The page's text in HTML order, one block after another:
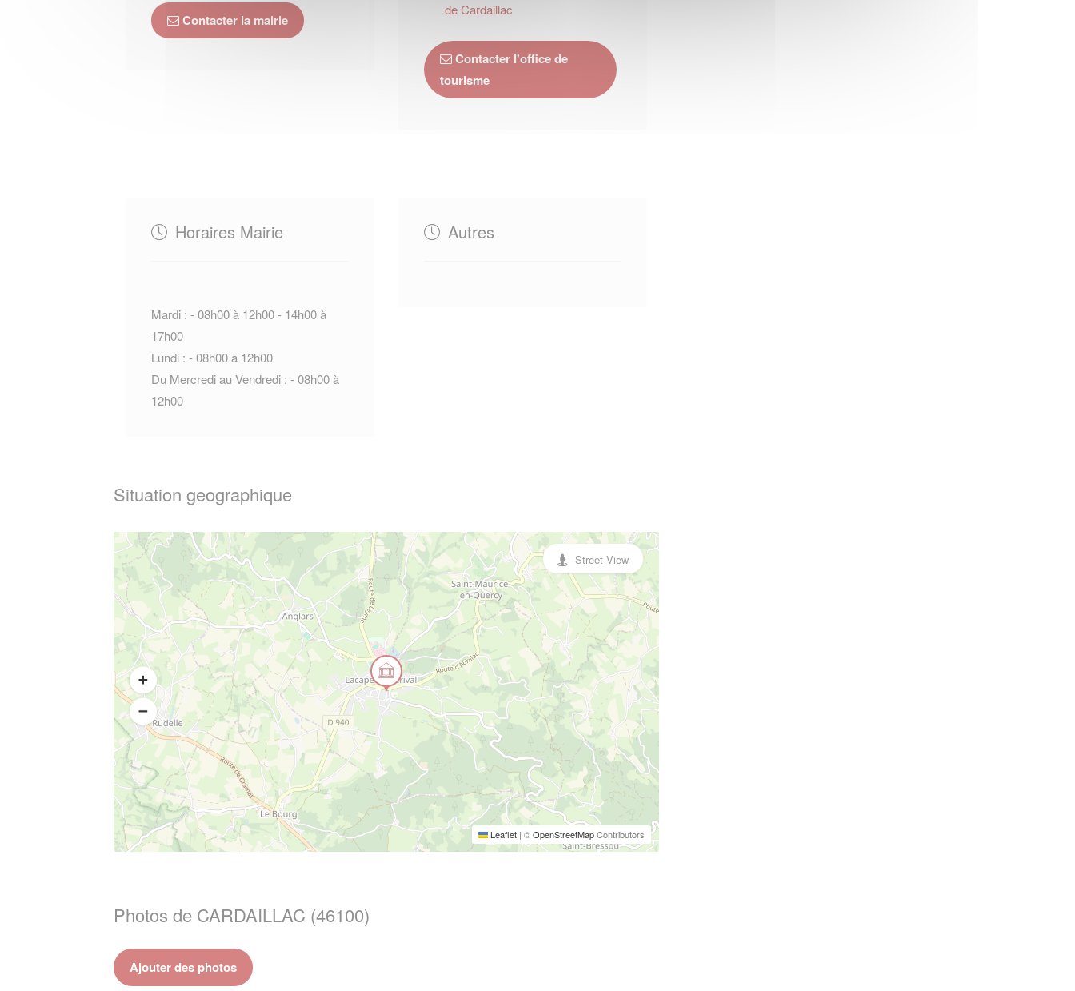
Contacter la mairie
de Cardaillac
Contacter l'office de
tourisme
Horaires Mairie
Mardi : - 08h00 à 12h00 - 14h00 à
17h00
Lundi : - 08h00 à 12h00
Du Mercredi au Vendredi : - 08h00 à
12h00
Autres
Situation geographique
Leaflet | ©OpenStreetMapContributors
Street View
Photos de CARDAILLAC (46100)
Ajouter des photos